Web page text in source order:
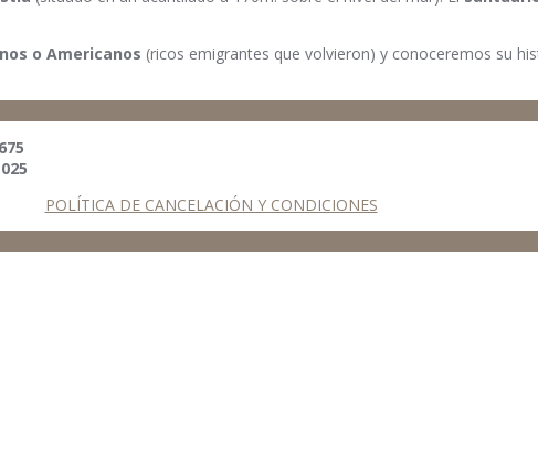
o Americanos (ricos emigrantes que volvieron) y conoceremos su
POLÍTICA DE CANCELACIÓN Y CONDICIONES